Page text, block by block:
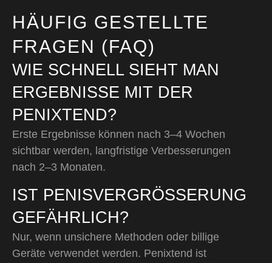
HÄUFIG GESTELLTE
FRAGEN (FAQ)
WIE SCHNELL SIEHT MAN
ERGEBNISSE MIT DER
PENIXTEND?
Erste Ergebnisse können nach 3–4 Wochen
sichtbar werden, langfristige Verbesserungen
nach 2–3 Monaten.
IST PENISVERGRÖSSERUNG G
EFÄHRLICH?
Nur, wenn unsichere Methoden oder billige
Geräte verwendet werden. Penixtend ist